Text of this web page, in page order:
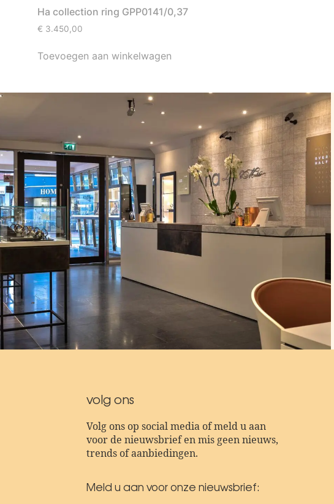
Ha collection ring GPP0141/0,37
€ 3.450,00
Toevoegen aan winkelwagen
volg ons
Volg ons op social media of meld u aan
voor de nieuwsbrief en mis geen nieuws,
trends of aanbiedingen.
Meld u aan voor onze nieuwsbrief: